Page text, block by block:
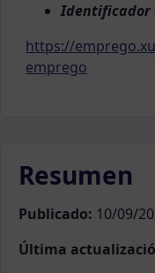
Identificador
https://
emprego
Resumen
Publicado: 10/09/
Última